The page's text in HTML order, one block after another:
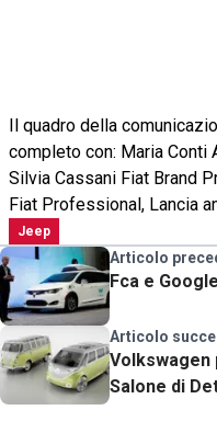
Il quadro della
completo con: Maria Conti
Silvia Cassani Fiat Brand
Fiat Professional, Lancia
Jeep
Articolo
Fca e
Articolo
Volkswagen
Salone di